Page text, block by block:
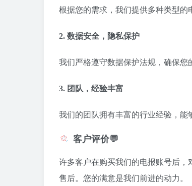
根据您的需求，我们提供多种类型的
2. 数据安全，隐私保护
我们严格遵守数据保护法规，确保您
3. 团队，经验丰富
我们的团队拥有丰富的行业经验，能
客户评价💬
许多客户在购买我们的电报账号后，
售后。 您的满意是我们前进的动力。